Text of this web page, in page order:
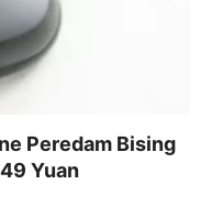
Peredam Bising
Yuan